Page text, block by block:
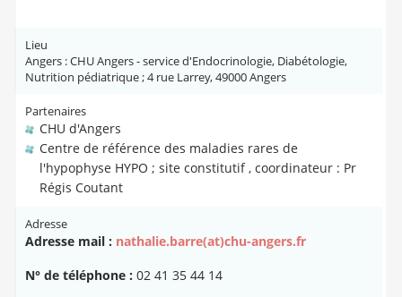
Lieu
Angers : CHU Angers - service d'Endocrinologie, Diabétologie,
Nutrition pédiatrique ; 4 rue Larrey, 49000 Angers
Partenaires
CHU d'Angers
Centre de référence des maladies rares de
l'hypophyse HYPO ; site constitutif , coordinateur : Pr
Régis Coutant
Adresse
Adresse mail : nathalie.barre(at)chu-angers.fr
N° de téléphone : 02 41 35 44 14